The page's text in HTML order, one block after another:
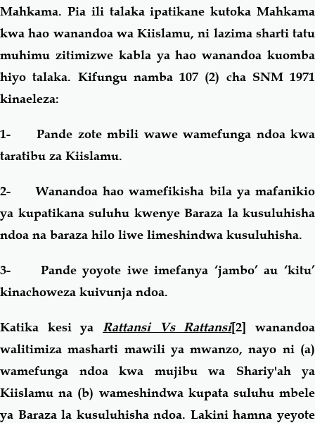
Mahkama. Pia ili talaka ipatikane kutoka Mahkama
kwa hao wanandoa wa Kiislamu, ni lazima sharti tatu
muhimu zitimizwe kabla ya hao wanandoa kuomba
hiyo talaka. Kifungu namba 107 (2) cha SNM 1971
kinaeleza:
1- Pande zote mbili wawe wamefunga ndoa kwa
taratibu za Kiislamu.
2- Wanandoa hao wamefikisha bila ya mafanikio
ya kupatikana suluhu kwenye Baraza la kusuluhisha
ndoa na baraza hilo liwe limeshindwa kusuluhisha.
3- Pande yoyote iwe imefanya ‘jambo’ au ‘kitu’
kinachoweza kuivunja ndoa.
Katika kesi ya Rattansi Vs Rattansi[2] wanandoa
walitimiza masharti mawili ya mwanzo, nayo ni (a)
wamefunga ndoa kwa mujibu wa Shariy'ah ya
Kiislamu na (b) wameshindwa kupata suluhu mbele
ya Baraza la kusuluhisha ndoa. Lakini hamna yeyote